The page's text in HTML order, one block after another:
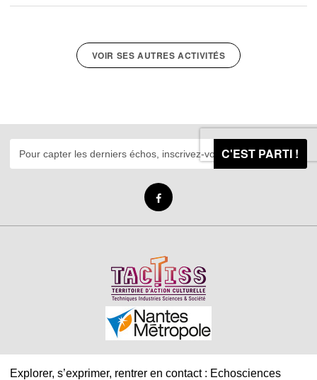
VOIR SES AUTRES ACTIVITÉS
C'EST PARTI !
Explorer, s’exprimer, rentrer en contact : Echosciences